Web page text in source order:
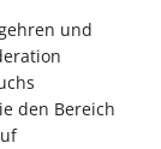
und
den Bereich